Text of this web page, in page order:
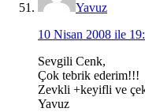
Yavuz
10 Nisan 2008 ile
Sevgili Cenk,
Çok tebrik ederim!!!
Zevkli +keyifli ve
Yavuz